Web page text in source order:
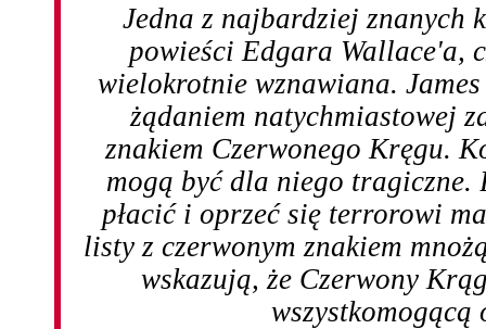
Jedna z najbardziej znanych
powieści Edgara Wallace'a,
wielokrotnie wznawiana.
żądaniem natychmiastowej
znakiem Czerwonego Kręgu.
mogą być dla niego tragiczne.
płacić i oprzeć się terrorowi
listy z czerwonym znakiem
wskazują, że Czerwony